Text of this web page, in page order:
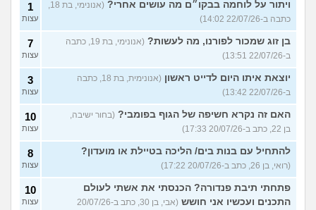
ויתור על לוחמה בבקו״ם מה עושים אחרי?
(אנונימי, בת 18,
כתבה ב-22/07/26 14:02)
1
עצות
בן זוג שמכור לפורנו, מה לעשות?
(אנונימי, בת 19, כתבה
ב-22/07/26 13:51)
7
עצות
יוצאת איתו היום לדייט ראשון
(אנונימית, בת 18, כתבה
ב-22/07/26 13:42)
3
עצות
האם זה נקרא חשיפה של הגוף בפומבי? (בחור ישיבה,
בן 22, כתב ב-20/07/26 17:33)
10
עצות
להתחיל עם בנות בים/ הליכה בטיילת או מועדון?
(רואי, בן 26, כתב ב-20/07/26 17:22)
8
עצות
פתחתי תיבת פנדורה? הכנסתי את אשתי לעולם
התכנים ועכשיו אני חושש
(אבי, בן 30, כתב ב-20/07/26
10
עצות